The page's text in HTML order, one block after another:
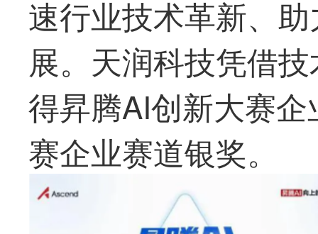
速行业技术革新、
展。 天润科技凭借
得昇腾AI创新大赛
赛企业赛道银奖。